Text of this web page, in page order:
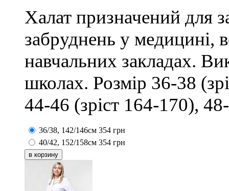
Халат призначений для
забруднень у медицині,
навчальних закладах.
школах. Розмір 36-38
44-46 (зріст 164-170),
36/38, 142/146см 354 грн
40/42, 152/158см 354 грн